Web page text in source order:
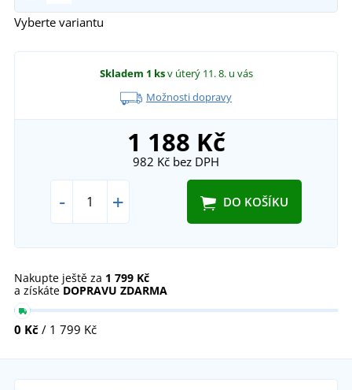
Vyberte variantu
Skladem 1 ksv úterý 11. 8. u vás
Možnosti dopravy
1 188 Kč
982 Kč bez DPH
- + DO KOŠÍKU
Nakupte ještě za 1 799 Kč
a získáte DOPRAVU ZDARMA
0 Kč / 1 799 Kč